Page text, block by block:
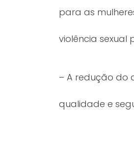
para as
violência sexual
– A redução do
qualidade e